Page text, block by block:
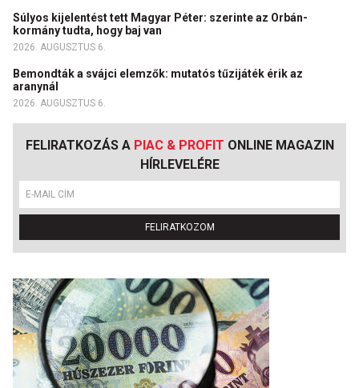
Súlyos kijelentést tett Magyar Péter: szerinte az Orbán-
kormány tudta, hogy baj van
2026. AUGUSZTUS 6.
Bemondták a svájci elemzők: mutatós tűzijáték érik az
aranynál
2026. AUGUSZTUS 6.
FELIRATKOZÁS A PIAC & PROFIT ONLINE MAGAZIN
HÍRLEVELÉRE
FELIRATKOZOM